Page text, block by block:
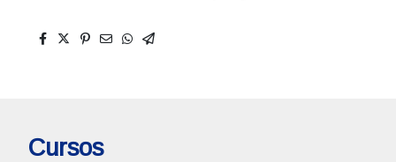
Cursos